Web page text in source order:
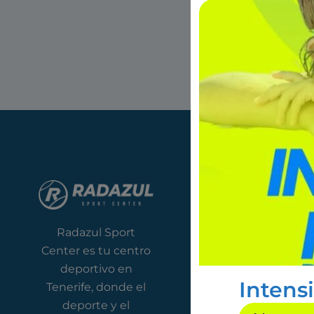
ANTERIOR
Enero 2024 –
Radazul Sport
Center es tu centro
deportivo en
Tenerife, donde el
deporte y el
TU CLUB
Descubre El Rosario